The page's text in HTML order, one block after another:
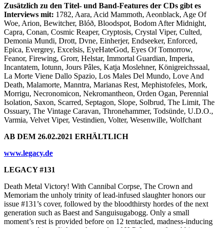
Zusätzlich zu den Titel- und Band-Features der CDs gibt es
Interviews mit: 1782, Aara, Acid Mammoth, Aeonblack, Age Of
Woe, Arion, Bewitcher, Blóð, Bloodspot, Bodom After Midnight,
Capra, Conan, Cosmic Reaper, Cryptosis, Crystal Viper, Culted,
Demonia Mundi, Drott, Dvne, Einherjer, Endseeker, Enforced,
Epica, Evergrey, Excelsis, EyeHateGod, Eyes Of Tomorrow,
Feanor, Firewing, Grorr, Helstar, Immortal Guardian, Imperia,
Incantatem, Iotunn, Jours Pâles, Katja Moslehner, Königreichssaal,
La Morte Viene Dallo Spazio, Los Males Del Mundo, Love And
Death, Malamorte, Manntra, Marianas Rest, Mephistofeles, Mork,
Morrigu, Necronomicon, Nekromantheon, Orden Ogan, Perennial
Isolation, Saxon, Scarred, Septagon, Slope, Solbrud, The Limit, The
Ossuary, The Vintage Caravan, Thronehammer, Todsünde, U.D.O.,
Varmia, Velvet Viper, Vestindien, Volter, Wesenwille, Wolfchant
AB DEM 26.02.2021 ERHÄLTLICH
www.legacy.de
LEGACY #131
Death Metal Victory! With Cannibal Corpse, The Crown and
Memoriam the unholy trinity of lead-infused slaughter honors our
issue #131’s cover, followed by the bloodthirsty hordes of the next
generation such as Baest and Sanguisugabogg. Only a small
moment’s rest is provided before on 12 tentacled, madness-inducing